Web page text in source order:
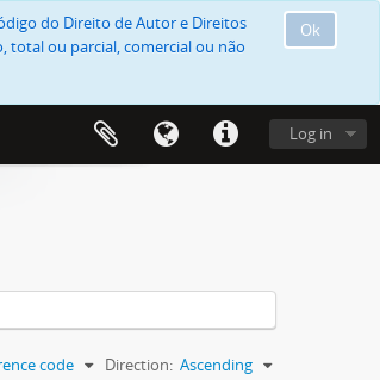
Ok
do Direito de Autor e Direitos
total ou parcial, comercial ou não
Log in
code Direction: Ascending